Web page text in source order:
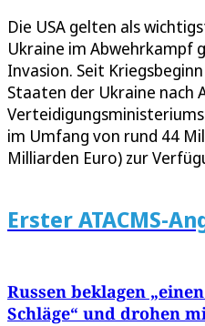
Die USA gelten als
Ukraine im Abwehrkampf
Invasion. Seit
Staaten der Ukraine nach
im Umfang von rund 44
Milliarden Euro) zur
Erster ATACMS-
Russen beklagen
Schläge“ und drohen